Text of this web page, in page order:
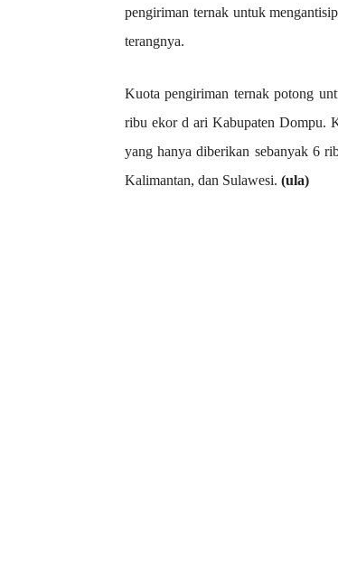
pengiriman ternak untuk
terangnya.
Kuota pengiriman ternak potong
ribu ekor d ari Kabupaten Dompu.
yang hanya diberikan sebanyak 6
Kalimantan, dan Sulawesi. (ula)